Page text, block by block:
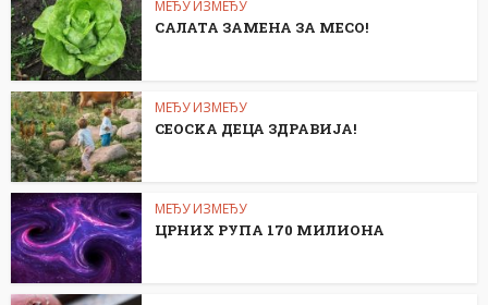
МЕЂУ ИЗМЕЂУ
САЛАТА ЗАМЕНА ЗА МЕСО!
МЕЂУ ИЗМЕЂУ
СЕОСKА ДЕЦА ЗДРАВИЈА!
МЕЂУ ИЗМЕЂУ
ЦРНИХ РУПА 170 МИЛИОНА